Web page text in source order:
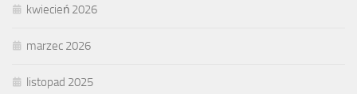
kwiecień 2026
marzec 2026
listopad 2025